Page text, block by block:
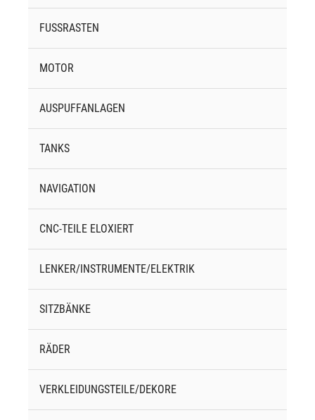
FUSSRASTEN
MOTOR
AUSPUFFANLAGEN
TANKS
NAVIGATION
CNC-TEILE ELOXIERT
LENKER/INSTRUMENTE/ELEKTRIK
SITZBÄNKE
RÄDER
VERKLEIDUNGSTEILE/DEKORE